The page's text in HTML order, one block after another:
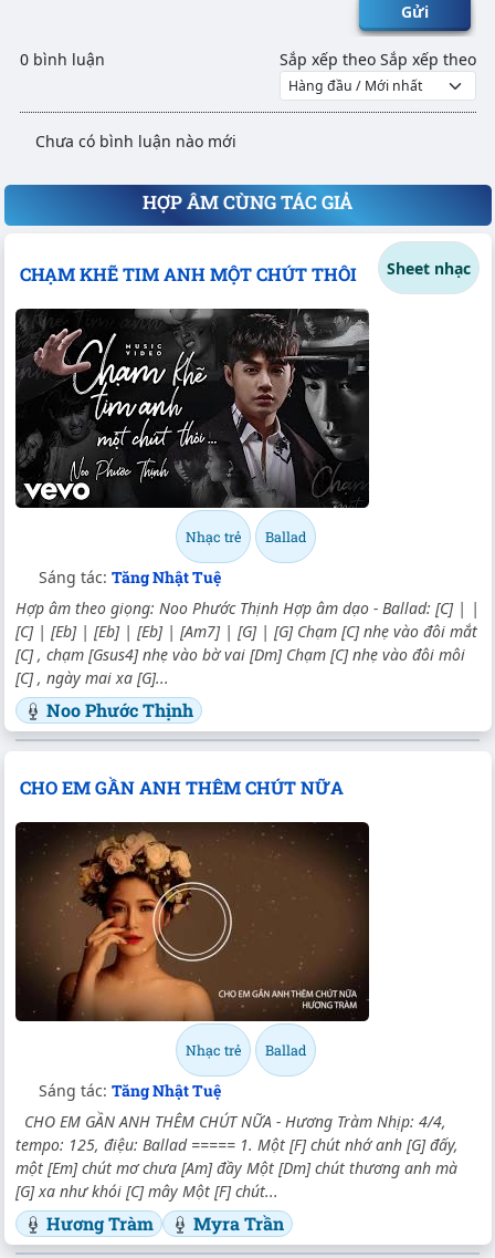
Gửi
0 bình luận Sắp xếp theo Sắp xếp theo
Chưa có bình luận nào mới
HỢP ÂM CÙNG TÁC GIẢ
CHẠM KHẼ TIM ANH MỘT CHÚT THÔI Sheet nhạc
Nhạc trẻ Ballad
Sáng tác: Tăng Nhật Tuệ
Hợp âm theo giọng: Noo Phước Thịnh Hợp âm dạo - Ballad: [C] | |
[C] | [Eb] | [Eb] | [Eb] | [Am7] | [G] | [G] Chạm [C] nhẹ vào đôi mắt
[C] , chạm [Gsus4] nhẹ vào bờ vai [Dm] Chạm [C] nhẹ vào đôi môi
[C] , ngày mai xa [G]...
Noo Phước Thịnh
CHO EM GẦN ANH THÊM CHÚT NỮA
Nhạc trẻ Ballad
Sáng tác: Tăng Nhật Tuệ
CHO EM GẦN ANH THÊM CHÚT NỮA - Hương Tràm Nhịp: 4/4,
tempo: 125, điệu: Ballad ===== 1. Một [F] chút nhớ anh [G] đấy,
một [Em] chút mơ chưa [Am] đầy Một [Dm] chút thương anh mà
[G] xa như khói [C] mây Một [F] chút...
Hương Tràm Myra Trần